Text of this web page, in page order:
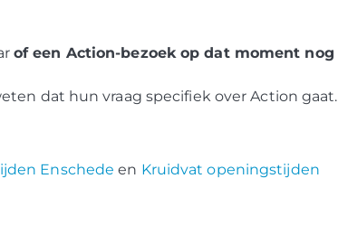
of een Action-bezoek op dat moment nog
dat hun vraag specifiek over Action gaat.
Enschede en Kruidvat openingstijden